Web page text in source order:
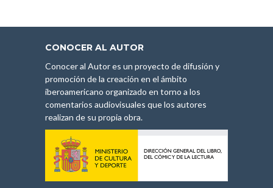
CONOCER AL AUTOR
Conocer al Autor es un proyecto de difusión y
promoción de la creación en el ámbito
iberoamericano organizado en torno a los
comentarios audiovisuales que los autores
realizan de su propia obra.